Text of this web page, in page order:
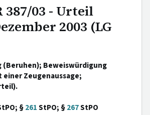
387/03 - Urteil
2003 (LG
Beweiswürdigung
Zeugenaussage;
§261StPO; §267StPO